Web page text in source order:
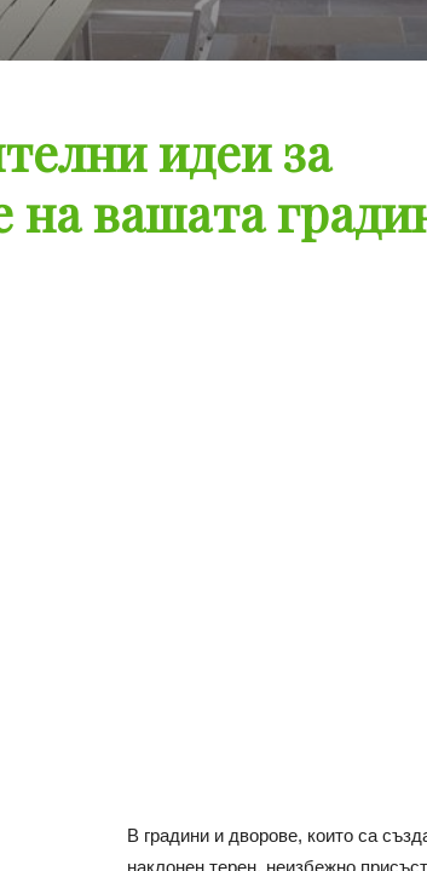
идеи за
на вашата
В градини и дворове, които са